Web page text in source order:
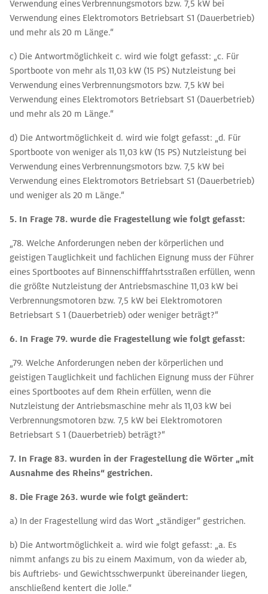
Verwendung eines Verbrennungsmotors bzw. 7,5 kW bei
Verwendung eines Elektromotors Betriebsart S1 (Dauerbetrieb)
und mehr als 20 m Länge.“
c) Die Antwortmöglichkeit c. wird wie folgt gefasst: „c. Für
Sportboote von mehr als 11,03 kW (15 PS) Nutzleistung bei
Verwendung eines Verbrennungsmotors bzw. 7,5 kW bei
Verwendung eines Elektromotors Betriebsart S1 (Dauerbetrieb)
und mehr als 20 m Länge.“
d) Die Antwortmöglichkeit d. wird wie folgt gefasst: „d. Für
Sportboote von weniger als 11,03 kW (15 PS) Nutzleistung bei
Verwendung eines Verbrennungsmotors bzw. 7,5 kW bei
Verwendung eines Elektromotors Betriebsart S1 (Dauerbetrieb)
und weniger als 20 m Länge.“
5. In Frage 78. wurde die Fragestellung wie folgt gefasst:
„78. Welche Anforderungen neben der körperlichen und
geistigen Tauglichkeit und fachlichen Eignung muss der Führer
eines Sportbootes auf Binnenschifffahrtsstraßen erfüllen, wenn
die größte Nutzleistung der Antriebsmaschine 11,03 kW bei
Verbrennungsmotoren bzw. 7,5 kW bei Elektromotoren
Betriebsart S 1 (Dauerbetrieb) oder weniger beträgt?“
6. In Frage 79. wurde die Fragestellung wie folgt gefasst:
„79. Welche Anforderungen neben der körperlichen und
geistigen Tauglichkeit und fachlichen Eignung muss der Führer
eines Sportbootes auf dem Rhein erfüllen, wenn die
Nutzleistung der Antriebsmaschine mehr als 11,03 kW bei
Verbrennungsmotoren bzw. 7,5 kW bei Elektromotoren
Betriebsart S 1 (Dauerbetrieb) beträgt?“
7. In Frage 83. wurden in der Fragestellung die Wörter „mit
Ausnahme des Rheins“ gestrichen.
8. Die Frage 263. wurde wie folgt geändert:
a) In der Fragestellung wird das Wort „ständiger“ gestrichen.
b) Die Antwortmöglichkeit a. wird wie folgt gefasst: „a. Es
nimmt anfangs zu bis zu einem Maximum, von da wieder ab,
bis Auftriebs- und Gewichtsschwerpunkt übereinander liegen,
anschließend kentert die Jolle.“